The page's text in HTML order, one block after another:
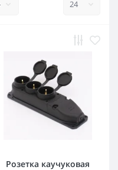
Розетка каучуковая